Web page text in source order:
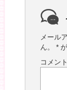
メール
ん。
*
コメント